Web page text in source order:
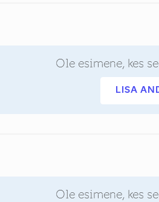
Ole esimene, kes
LISA
Ole esimene, kes